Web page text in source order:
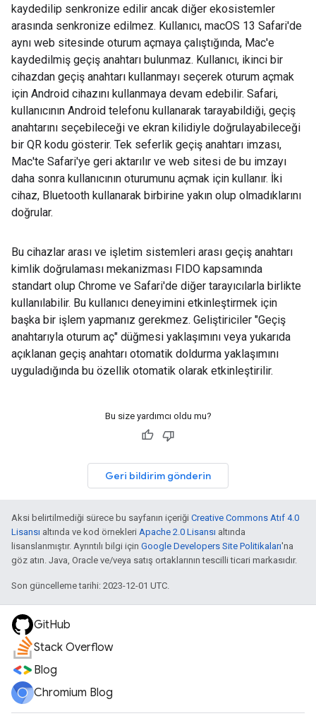
kaydedilip senkronize edilir ancak diğer ekosistemler
arasında senkronize edilmez. Kullanıcı, macOS 13 Safari'de
aynı web sitesinde oturum açmaya çalıştığında, Mac'e
kaydedilmiş geçiş anahtarı bulunmaz. Kullanıcı, ikinci bir
cihazdan geçiş anahtarı kullanmayı seçerek oturum açmak
için Android cihazını kullanmaya devam edebilir. Safari,
kullanıcının Android telefonu kullanarak tarayabildiği, geçiş
anahtarını seçebileceği ve ekran kilidiyle doğrulayabileceği
bir QR kodu gösterir. Tek seferlik geçiş anahtarı imzası,
Mac'te Safari'ye geri aktarılır ve web sitesi de bu imzayı
daha sonra kullanıcının oturumunu açmak için kullanır. İki
cihaz, Bluetooth kullanarak birbirine yakın olup olmadıklarını
doğrular.
Bu cihazlar arası ve işletim sistemleri arası geçiş anahtarı
kimlik doğrulaması mekanizması FIDO kapsamında
standart olup Chrome ve Safari'de diğer tarayıcılarla birlikte
kullanılabilir. Bu kullanıcı deneyimini etkinleştirmek için
başka bir işlem yapmanız gerekmez. Geliştiriciler "Geçiş
anahtarıyla oturum aç" düğmesi yaklaşımını veya yukarıda
açıklanan geçiş anahtarı otomatik doldurma yaklaşımını
uyguladığında bu özellik otomatik olarak etkinleştirilir.
Bu size yardımcı oldu mu?
Geri bildirim gönderin
Aksi belirtilmediği sürece bu sayfanın içeriği Creative Commons Atıf 4.0
Lisansı altında ve kod örnekleri Apache 2.0 Lisansı altında
lisanslanmıştır. Ayrıntılı bilgi için Google Developers Site Politikaları'na
göz atın. Java, Oracle ve/veya satış ortaklarının tescilli ticari markasıdır.
Son güncelleme tarihi: 2023-12-01 UTC.
GitHub
Stack Overflow
Blog
Chromium Blog